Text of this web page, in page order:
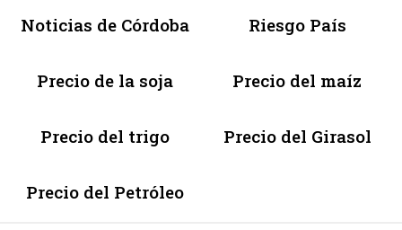
Noticias de Córdoba Riesgo País
Precio de la soja Precio del maíz
Precio del trigo Precio del Girasol
Precio del Petróleo